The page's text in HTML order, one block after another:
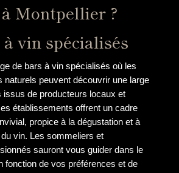
Montpellier ?
vin spécialisés
de bars à vin spécialisés où les
naturels peuvent découvrir une large
issus de producteurs locaux et
établissements offrent un cadre
propice à la dégustation et à
du vin. Les sommeliers et
sauront vous guider dans le
fonction de vos préférences et de